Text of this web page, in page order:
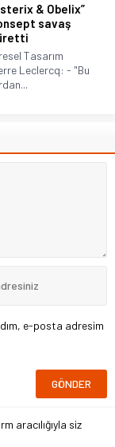
& Obelix”
savaş
Tasarım
Leclercq: - "Bu
e-posta adresim
aracılığıyla siz